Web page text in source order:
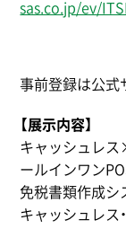
sas.co.jp/ev/
事前登録は公式
【展示内容】
キャッシュレ
ールインワン
免税書類作成シ
キャッシュレス